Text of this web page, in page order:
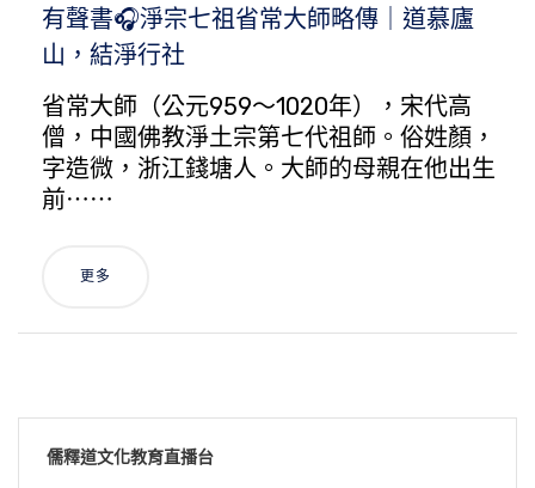
有聲書🎧淨宗七祖省常大師略傳｜道慕廬
山，結淨行社
省常大師（公元959～1020年），宋代高
僧，中國佛教淨土宗第七代祖師。俗姓顏，
字造微，浙江錢塘人。大師的母親在他出生
前⋯⋯
更多
儒釋道文化教育直播台